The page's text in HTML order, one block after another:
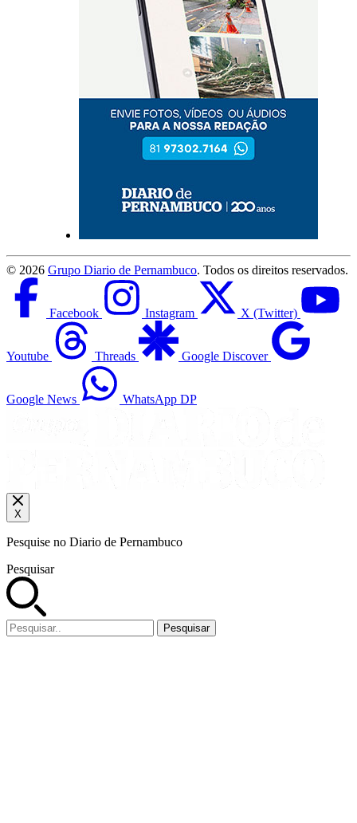
© 2026 Grupo Diario de Pernambuco. Todos os direitos reservados.
Facebook Instagram X (Twitter)
Youtube Threads Google Discover
Google News WhatsApp DP
X
Pesquise no Diario de Pernambuco
Pesquisar
Pesquisar